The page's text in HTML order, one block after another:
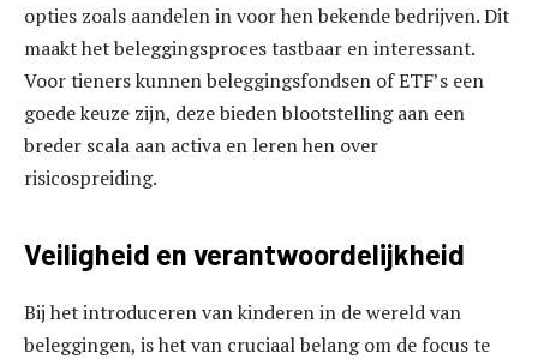
opties zoals aandelen in voor hen bekende bedrijven. Dit
maakt het beleggingsproces tastbaar en interessant.
Voor tieners kunnen beleggingsfondsen of ETF’s een
goede keuze zijn, deze bieden blootstelling aan een
breder scala aan activa en leren hen over
risicospreiding.
Veiligheid en verantwoordelijkheid
Bij het introduceren van kinderen in de wereld van
beleggingen, is het van cruciaal belang om de focus te